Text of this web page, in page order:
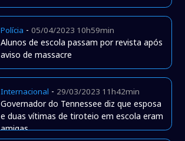
Polícia -05/04/2023 10h59min
Alunos de escola passam por revista após
aviso de massacre
Internacional - 29/03/2023 11h42min
Governador do Tennessee diz que esposa
e duas vítimas de tiroteio em escola eram
amigas